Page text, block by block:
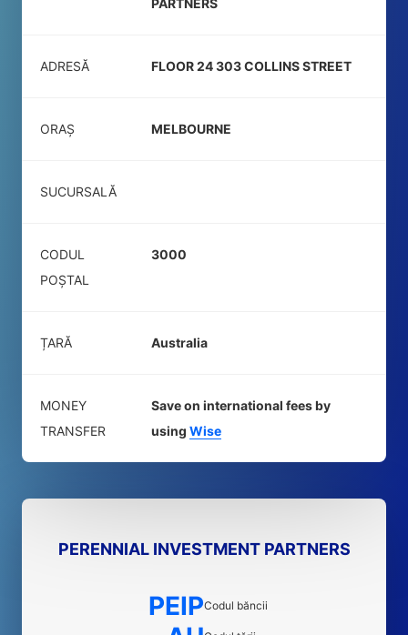
PARTNERS
ADRESĂ FLOOR 24 303 COLLINS STREET
ORAȘ MELBOURNE
SUCURSALĂ
CODUL
POŞTAL
3000
ȚARĂ Australia
MONEY
TRANSFER
Save on international fees by
using Wise
PERENNIAL INVESTMENT PARTNERS
PEIPCodul băncii